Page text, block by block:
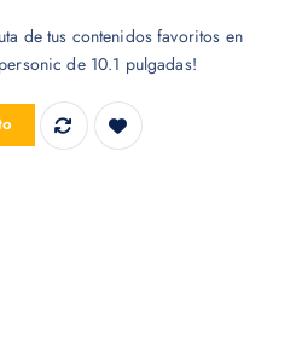
de tus contenidos favoritos en
de 10.1 pulgadas!
8GB cantidad